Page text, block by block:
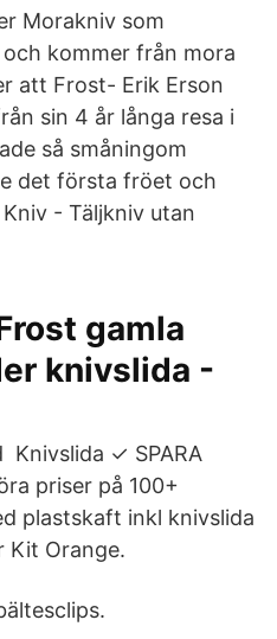
Morakniv som
kommer från mora
att Frost- Erik Erson
sin 4 år långa resa i
så småningom
det första fröet och
- Täljkniv utan
gamla
knivslida -
Knivslida ✓ SPARA
priser på 100+
plastskaft inkl knivslida
Kit Orange.